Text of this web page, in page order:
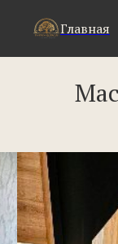
Главная